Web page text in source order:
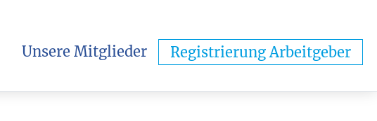
Unsere Mitglieder Registrierung Arbeitgeber